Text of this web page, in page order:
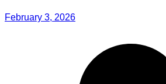
February 3, 2026